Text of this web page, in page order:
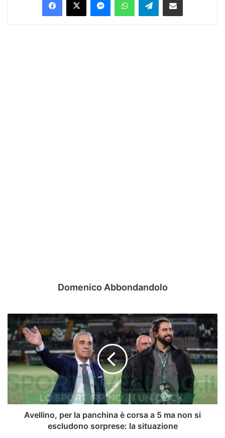
Domenico Abbondandolo
Avellino,
per
la
panchina
è
corsa
a
5
ma
Avellino, per la panchina è corsa a 5 ma non si
escludono sorprese: la situazione